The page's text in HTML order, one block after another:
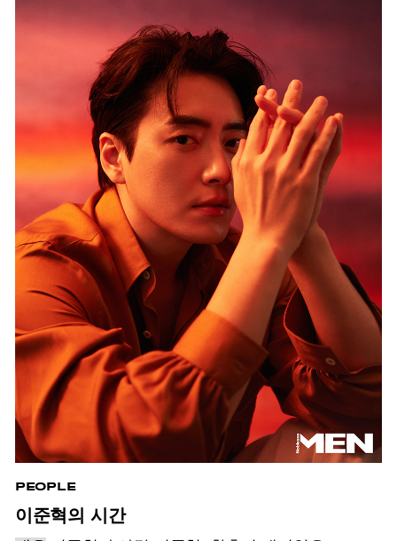
PEOPLE
이준혁의 시간